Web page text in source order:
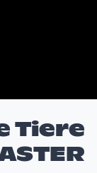
Tiere